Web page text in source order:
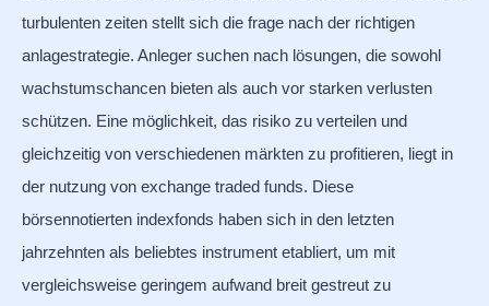
turbulenten zeiten stellt sich die frage nach der richtigen
anlagestrategie. Anleger suchen nach lösungen, die sowohl
wachstumschancen bieten als auch vor starken verlusten
schützen. Eine möglichkeit, das risiko zu verteilen und
gleichzeitig von verschiedenen märkten zu profitieren, liegt in
der nutzung von exchange traded funds. Diese
börsennotierten indexfonds haben sich in den letzten
jahrzehnten als beliebtes instrument etabliert, um mit
vergleichsweise geringem aufwand breit gestreut zu